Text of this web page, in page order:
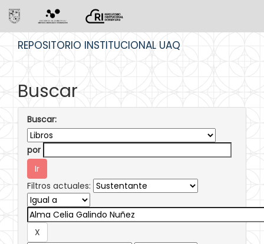
REPOSITORIO INSTITUCIONAL UAQ
Buscar
Buscar:
por
Filtros actuales: